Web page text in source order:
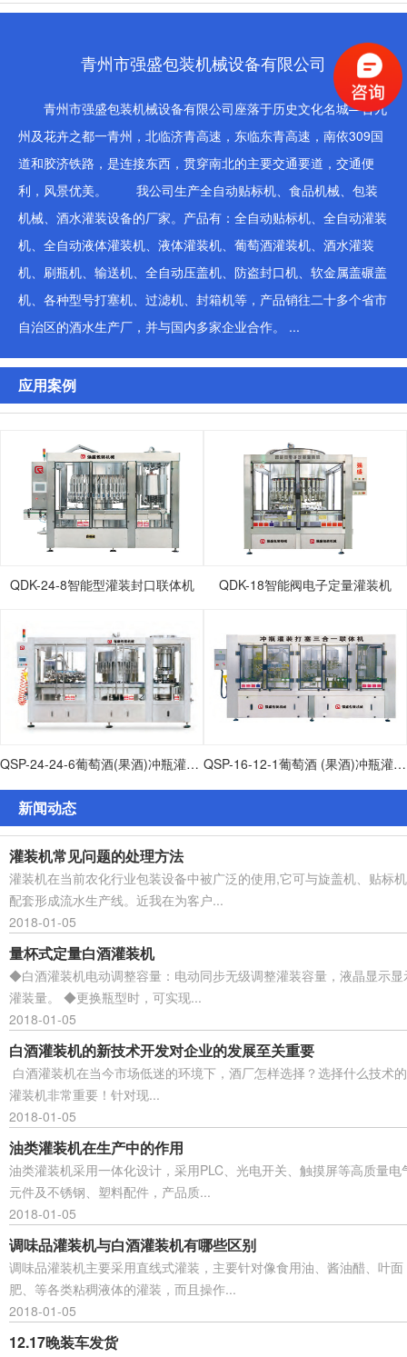
青州市强盛包装机械设备有限公司
青州市强盛包装机械设备有限公司座落于历史文化名城—古九
州及花卉之都一青州，北临济青高速，东临东青高速，南依309国
道和胶济铁路，是连接东西，贯穿南北的主要交通要道，交通便
利，风景优美。 我公司生产全自动贴标机、食品机械、包装
机械、酒水灌装设备的厂家。产品有：全自动贴标机、全自动灌装
机、全自动液体灌装机、液体灌装机、葡萄酒灌装机、酒水灌装
机、刷瓶机、输送机、全自动压盖机、防盗封口机、软金属盖碾盖
机、各种型号打塞机、过滤机、封箱机等，产品销往二十多个省市
自治区的酒水生产厂，并与国内多家企业合作。 ...
应用案例
QDK-24-8智能型灌装封口联体机 QDK-18智能阀电子定量灌装机
QSP-24-24-6葡萄酒(果酒)冲瓶灌装打塞联体机 QSP-16-12-1葡萄酒 (果酒)冲瓶灌装打塞联体机
新闻动态
灌装机常见问题的处理方法
灌装机在当前农化行业包装设备中被广泛的使用,它可与旋盖机、贴标机
配套形成流水生产线。近我在为客户...
2018-01-05
量杯式定量白酒灌装机
◆白酒灌装机电动调整容量：电动同步无级调整灌装容量，液晶显示显
灌装量。 ◆更换瓶型时，可实现...
2018-01-05
白酒灌装机的新技术开发对企业的发展至关重要
白酒灌装机在当今市场低迷的环境下，酒厂怎样选择？选择什么技术的
灌装机非常重要！针对现...
2018-01-05
油类灌装机在生产中的作用
油类灌装机采用一体化设计，采用PLC、光电开关、触摸屏等高质量电
元件及不锈钢、塑料配件，产品质...
2018-01-05
调味品灌装机与白酒灌装机有哪些区别
调味品灌装机主要采用直线式灌装，主要针对像食用油、酱油醋、叶面
肥、等各类粘稠液体的灌装，而且操作...
2018-01-05
12.17晚装车发货